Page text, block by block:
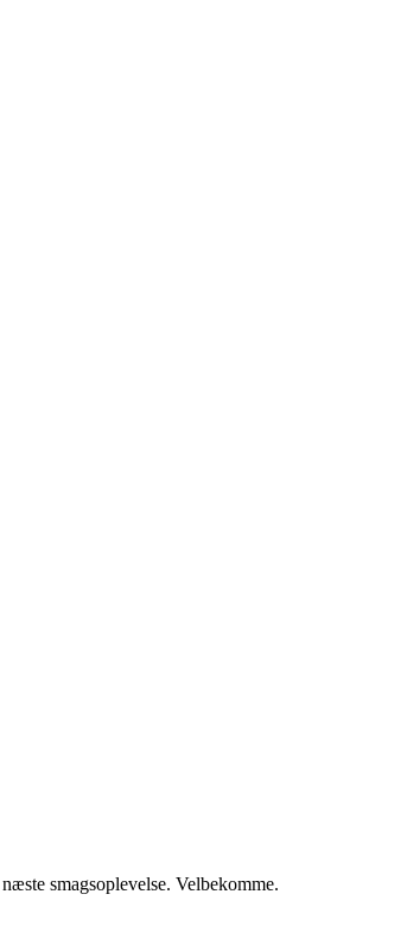
smagsoplevelse. Velbekomme.